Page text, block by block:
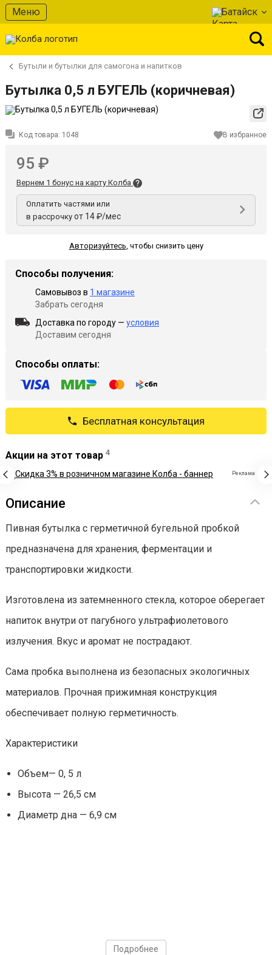
Меню Батайск
Бутыли и бутылки для самогона и напитков
Бутылка 0,5 л БУГЕЛЬ (коричневая)
Код товара: 1048 В избранное
95 ₽
Вернем 1 бонус на карту Колба
Оплатить частями или
в рассрочку от 14 ₽/мес
Авторизуйтесь, чтобы снизить цену
Способы получения:
Самовывоз в 1 магазине
Забрать сегодня
Доставка по городу — условия
Доставим сегодня
Способы оплаты:
Бесплатная консультация
Акции на этот товар 4
Реклама
Описание
Пивная бутылка с герметичной бугельной пробкой
предназначена для хранения, ферментации и
транспортировки жидкости.
Изготовлена из затемненного стекла, которое оберегает
напиток внутри от пагубного ультрафиолетового
излучения. Вкус и аромат не пострадают.
Сама пробка выполнена из безопасных экологичных
материалов. Прочная прижимная конструкция
обеспечивает полную герметичность.
Характеристики
Объем— 0, 5 л
Высота — 26,5 см
Диаметр дна — 6,9 см
Подробнее